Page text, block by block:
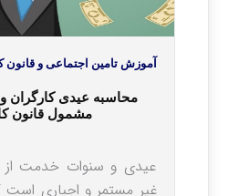
آموزش تامین اجتماعی و قانون
محاسبه عیدی کارگران و
مشمول قانون
عیدی و سنوات خدمت از
غیر مستمر و اجباری است